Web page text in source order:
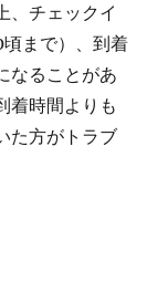
、チェックイ
まで）、到着
なることがあ
着時間よりも
た方がトラブ